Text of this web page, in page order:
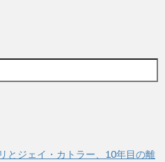
とジェイ・カトラー、10年目の離